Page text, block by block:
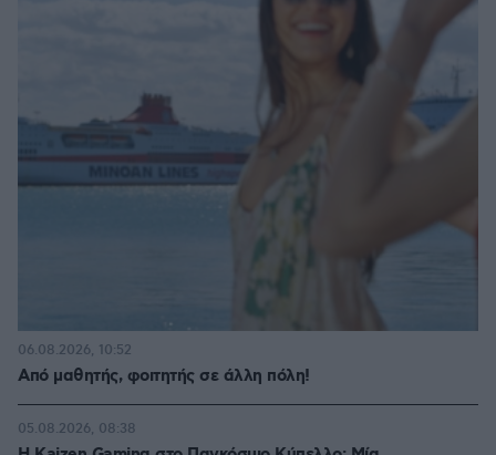
Από μαθητής, φοιτητής σε άλλη πόλη!
06.08.2026, 10:52
05.08.2026, 08:38